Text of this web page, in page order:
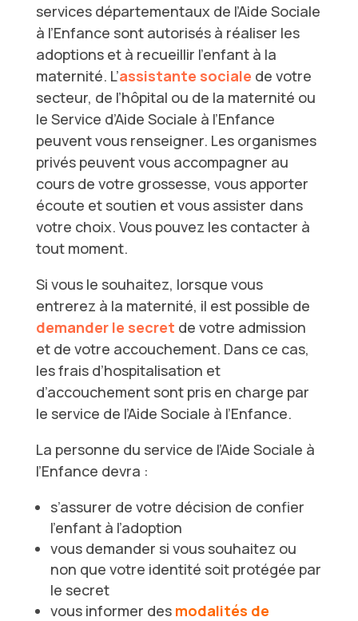
services départementaux de l’Aide Sociale
à l’Enfance sont autorisés à réaliser les
adoptions et à recueillir l’enfant à la
maternité. L’assistante sociale de votre
secteur, de l’hôpital ou de la maternité ou
le Service d’Aide Sociale à l’Enfance
peuvent vous renseigner. Les organismes
privés peuvent vous accompagner au
cours de votre grossesse, vous apporter
écoute et soutien et vous assister dans
votre choix. Vous pouvez les contacter à
tout moment.
Si vous le souhaitez, lorsque vous
entrerez à la maternité, il est possible de
demander le secret de votre admission
et de votre accouchement. Dans ce cas,
les frais d’hospitalisation et
d’accouchement sont pris en charge par
le service de l’Aide Sociale à l’Enfance.
La personne du service de l’Aide Sociale à
l’Enfance devra :
s’assurer de votre décision de confier
l’enfant à l’adoption
vous demander si vous souhaitez ou
non que votre identité soit protégée par
le secret
vous informer des modalités de